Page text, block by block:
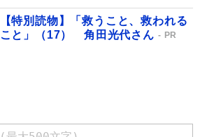
【特別読物】「救うこと、救われる
こと」（17） 角田光代さん
PR